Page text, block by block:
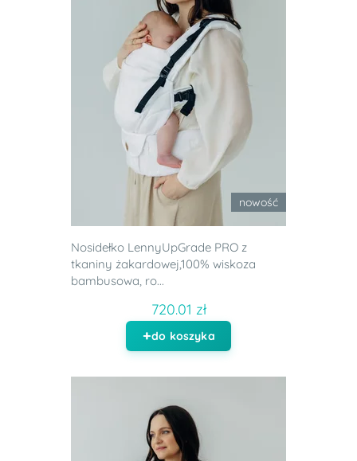
nowość
Nosidełko LennyUpGrade PRO z
tkaniny żakardowej,100% wiskoza
bambusowa, ro...
720.01 zł
do koszyka